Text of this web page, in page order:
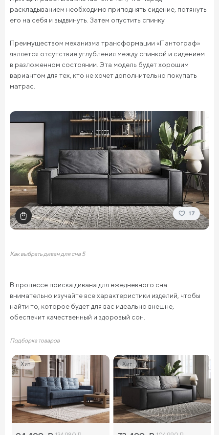
раскладыванием необходимо приподнять сидение, потянуть
его на себя и выдвинуть. Затем опустить спинку.
Преимуществом механизма трансформации «Пантограф»
является отсутствие углубления между спинкой и сидением
в разложенном состоянии. Эта модель будет хорошим
вариантом для тех, кто не хочет дополнительно покупать
матрас.
17
Как выбрать диван для сна 5
В процессе поиска дивана для ежедневного сна
внимательно изучайте все характеристики изделий, чтобы
найти то, которое будет для вас идеально внешне,
обеспечит качественный и здоровый сон.
Подборка товаров
Хит Хит